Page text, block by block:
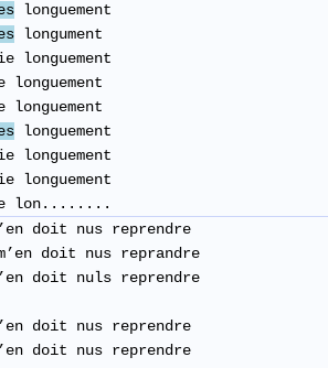
longuement
longument
longuement
longuement
longuement
longuement
lon........
doit nus reprendre
doit nus reprandre
doit nuls reprendre
doit nus reprendre
doit nus reprendre